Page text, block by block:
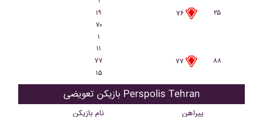
۱۹
۷۶
۲۵
۷۰
۱
۱۱
۷۷
۷۷
۸۸
۱۵
بازیکن تعویضی Perspolis Tehran
نام بازیکن پیراهن